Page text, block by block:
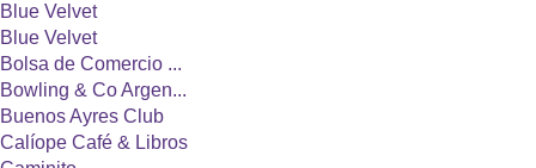
Blue Velvet
Blue Velvet
Bolsa de Comercio ...
Bowling & Co Argen...
Buenos Ayres Club
Calíope Café & Libros